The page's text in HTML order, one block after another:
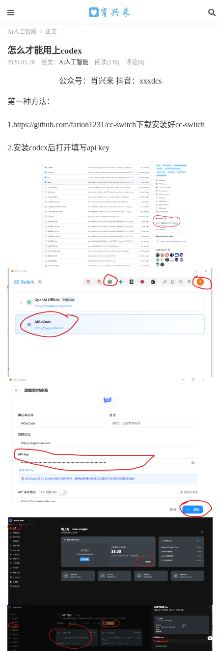
Ai人工智能 > 正文
怎么才能用上codex
2026-05-26 分类： Ai人工智能 阅读(136) 评论(0)
公众号：肖兴来 抖音：xxxdcs
第一种方法：
1.https://github.com/farion1231/cc-switch下载安装好cc-switch
2.安装codex后打开填写api key